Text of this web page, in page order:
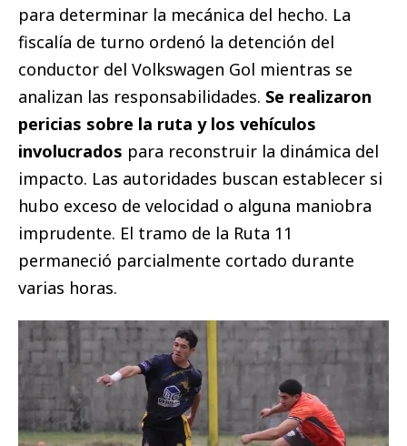
para determinar la mecánica del hecho. La
fiscalía de turno ordenó la detención del
conductor del Volkswagen Gol mientras se
analizan las responsabilidades. Se realizaron
pericias sobre la ruta y los vehículos
involucrados para reconstruir la dinámica del
impacto. Las autoridades buscan establecer si
hubo exceso de velocidad o alguna maniobra
imprudente. El tramo de la Ruta 11
permaneció parcialmente cortado durante
varias horas.